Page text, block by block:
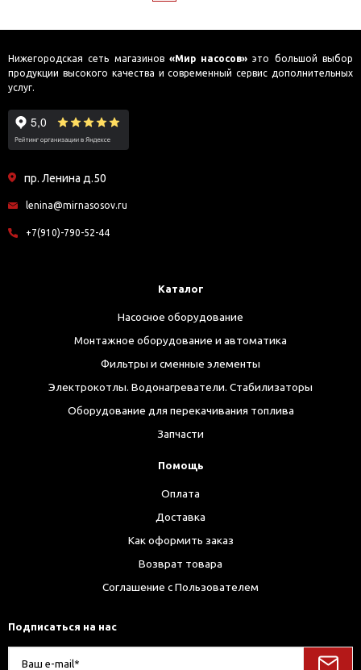
Нижегородская сеть магазинов «Мир насосов» это большой выбор
продукции высокого качества и современный сервис дополнительных
услуг.
пр. Ленина д.50
lenina@mirnasosov.ru
+7(910)-790-52-44
Каталог
Насосное оборудование
Монтажное оборудование и автоматика
Фильтры и сменные элементы
Электрокотлы. Водонагреватели. Стабилизаторы
Оборудование для перекачивания топлива
Запчасти
Помощь
Оплата
Доставка
Как оформить заказ
Возврат товара
Соглашение с Пользователем
Подписаться на нас